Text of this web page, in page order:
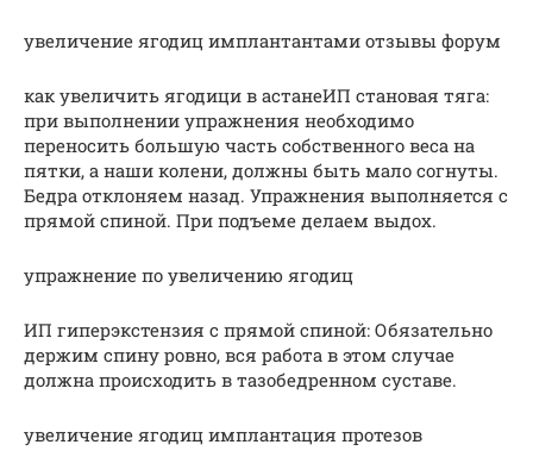
увеличение ягодиц имплантантами отзывы форум
как увеличить ягодици в астанеИП становая тяга:
при выполнении упражнения необходимо
переносить большую часть собственного веса на
пятки, а наши колени, должны быть мало согнуты.
Бедра отклоняем назад. Упражнения выполняется с
прямой спиной. При подъеме делаем выдох.
упражнение по увеличению ягодиц
ИП гиперэкстензия с прямой спиной: Обязательно
держим спину ровно, вся работа в этом случае
должна происходить в тазобедренном суставе.
увеличение ягодиц имплантация протезов